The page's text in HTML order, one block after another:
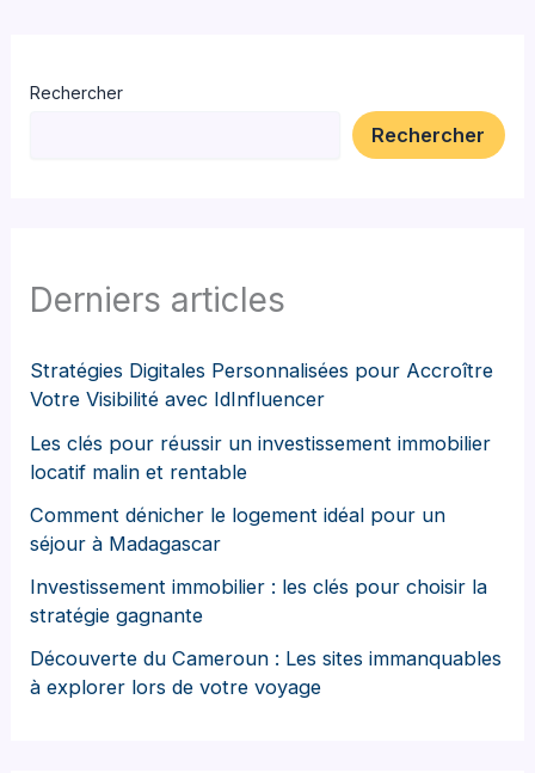
Rechercher
Rechercher
Derniers articles
Stratégies Digitales Personnalisées pour Accroître
Votre Visibilité avec IdInfluencer
Les clés pour réussir un investissement immobilier
locatif malin et rentable
Comment dénicher le logement idéal pour un
séjour à Madagascar
Investissement immobilier : les clés pour choisir la
stratégie gagnante
Découverte du Cameroun : Les sites immanquables
à explorer lors de votre voyage